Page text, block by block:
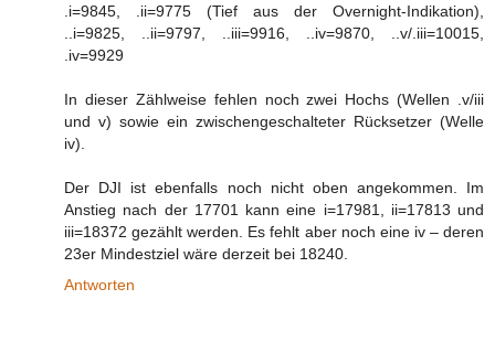
.i=9845, .ii=9775 (Tief aus der Overnight-Indikation),
..i=9825, ..ii=9797, ..iii=9916, ..iv=9870, ..v/.iii=10015,
.iv=9929
In dieser Zählweise fehlen noch zwei Hochs (Wellen .v/iii
und v) sowie ein zwischengeschalteter Rücksetzer (Welle
iv).
Der DJI ist ebenfalls noch nicht oben angekommen. Im
Anstieg nach der 17701 kann eine i=17981, ii=17813 und
iii=18372 gezählt werden. Es fehlt aber noch eine iv – deren
23er Mindestziel wäre derzeit bei 18240.
Antworten